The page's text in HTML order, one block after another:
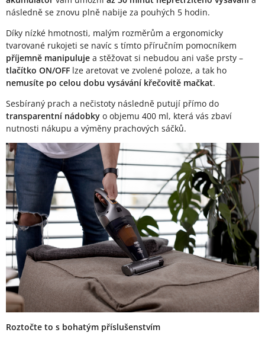
následně se znovu plně nabije za pouhých 5 hodin.
Díky nízké hmotnosti, malým rozměrům a ergonomicky
tvarované rukojeti se navíc s tímto příručním pomocníkem
příjemně manipuluje a stěžovat si nebudou ani vaše prsty –
tlačítko ON/OFF lze aretovat ve zvolené poloze, a tak ho
nemusíte po celou dobu vysávání křečovitě mačkat.
Sesbíraný prach a nečistoty následně putují přímo do
transparentní nádobky o objemu 400 ml, která vás zbaví
nutnosti nákupu a výměny prachových sáčků.
Roztočte to s bohatým příslušenstvím